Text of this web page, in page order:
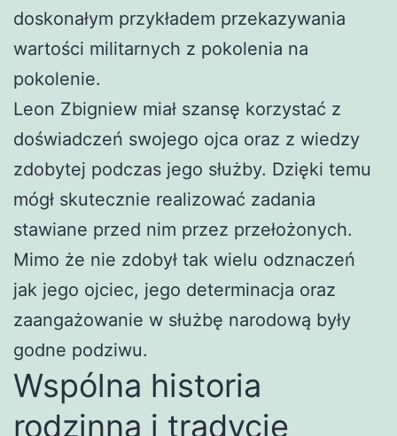
doskonałym przykładem przekazywania
wartości militarnych z pokolenia na
pokolenie.
Leon Zbigniew miał szansę korzystać z
doświadczeń swojego ojca oraz z wiedzy
zdobytej podczas jego służby. Dzięki temu
mógł skutecznie realizować zadania
stawiane przed nim przez przełożonych.
Mimo że nie zdobył tak wielu odznaczeń
jak jego ojciec, jego determinacja oraz
zaangażowanie w służbę narodową były
godne podziwu.
Wspólna historia
rodzinna i tradycje